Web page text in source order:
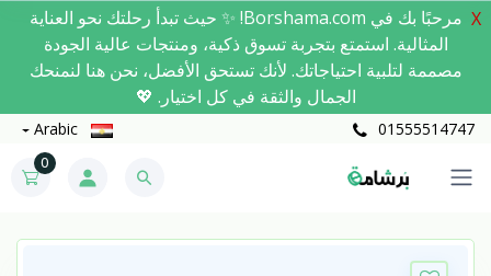
مرحبًا بك في Borshama.com! ✨ حيث تبدأ رحلتك نحو العناية
المثالية. استمتع بتجربة تسوق ذكية، ومنتجات عالية الجودة
مصممة لتلبية احتياجاتك. لأنك تستحق الأفضل، نحن هنا لنمنحك
الجمال والثقة في كل اختيار. 💖
X
01555514747
0